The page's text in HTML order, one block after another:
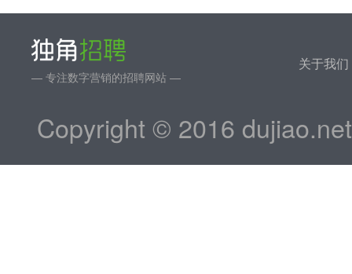
— 专注数字营销的招聘网站 —
关于我们
Copyright © 2016